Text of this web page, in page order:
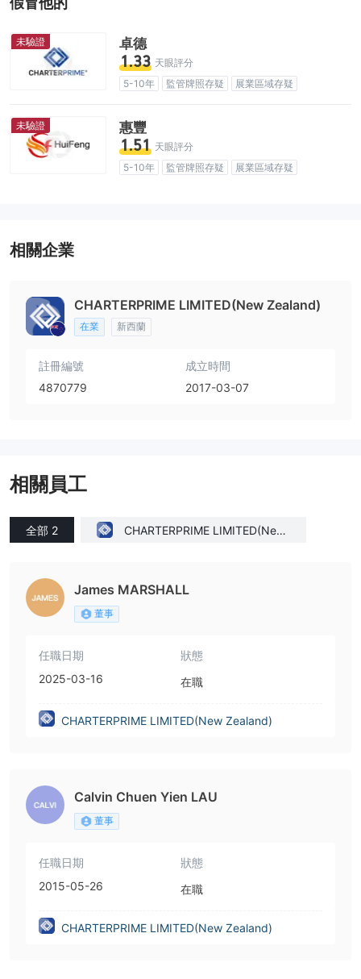
未驗證 卓德
1.33 天眼評分
5-10年
監管牌照存疑
展業區域存疑
未驗證
惠豐
1.51 天眼評分
5-10年
監管牌照存疑
展業區域存疑
相關企業
CHARTERPRIME LIMITED(New Zealand)
在業 新西蘭
註冊編號
4870779
成立時間
2017-03-07
相關員工
全部 2
CHARTERPRIME LIMITED(New
James MARSHALL
董事
任職日期
2025-03-16
狀態
在職
CHARTERPRIME LIMITED(New Zealand)
Calvin Chuen Yien LAU
董事
任職日期
2015-05-26
狀態
在職
CHARTERPRIME LIMITED(New Zealand)